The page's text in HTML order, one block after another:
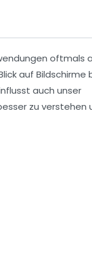
oftmals
auf Bildschirme
auch unser
zu verstehen